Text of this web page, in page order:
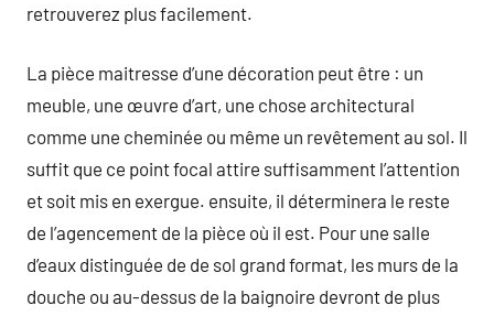
retrouverez plus facilement.
La pièce maitresse d’une décoration peut être : un
meuble, une œuvre d’art, une chose architectural
comme une cheminée ou même un revêtement au sol. Il
suffit que ce point focal attire suffisamment l’attention
et soit mis en exergue. ensuite, il déterminera le reste
de l’agencement de la pièce où il est. Pour une salle
d’eaux distinguée de de sol grand format, les murs de la
douche ou au-dessus de la baignoire devront de plus